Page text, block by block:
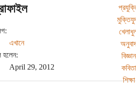
বিজ্ঞান
কবিতা
শিক্ষা
এখানে
হলেন:
April 29, 2012